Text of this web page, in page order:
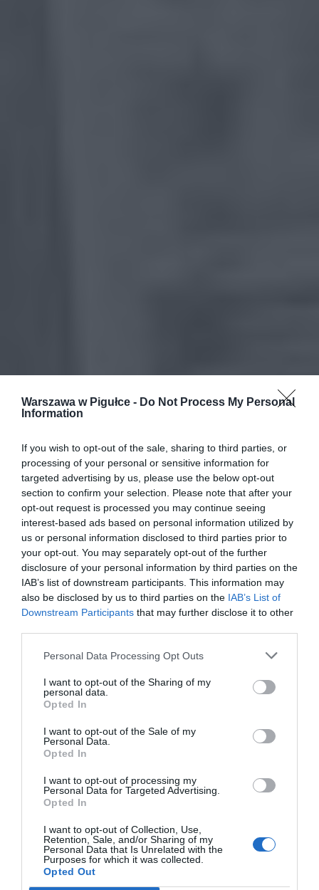
Warszawa w Pigułce - Do Not Process My Personal
Information
If you wish to opt-out of the sale, sharing to third parties, or
processing of your personal or sensitive information for
targeted advertising by us, please use the below opt-out
section to confirm your selection. Please note that after your
opt-out request is processed you may continue seeing
interest-based ads based on personal information utilized by
us or personal information disclosed to third parties prior to
your opt-out. You may separately opt-out of the further
disclosure of your personal information by third parties on the
IAB’s list of downstream participants. This information may
also be disclosed by us to third parties on the IAB’s List of
Downstream Participants that may further disclose it to other
Personal Data Processing Opt Outs
I want to opt-out of the Sharing of my
personal data.
Opted In
I want to opt-out of the Sale of my
Personal Data.
Opted In
I want to opt-out of processing my
Personal Data for Targeted Advertising.
Opted In
I want to opt-out of Collection, Use,
Retention, Sale, and/or Sharing of my
Personal Data that Is Unrelated with the
Purposes for which it was collected.
Opted Out